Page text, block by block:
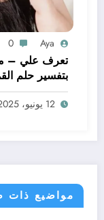
Aya
0
تعرف علي – ما
بتفسير حلم
ابن سيرين؟ –
12 يونيو، 2025
مواضيع ذات